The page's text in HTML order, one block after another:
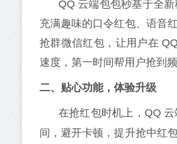
QQ 云端包包秒基于全
充满趣味的口令红包、语音
抢群微信红包，让用户在
速度，第一时间帮用户抢到频
二、贴心功能，体验升级
在抢红包时机上，QQ
间，避开卡顿，提升抢中红